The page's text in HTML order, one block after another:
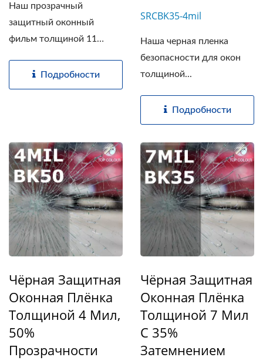
Наш прозрачный
защитный оконный
фильм толщиной 11
Подробности
SRCBK35-4mil
Наша черная пленка
безопасности для окон
толщиной...
Подробности
Чёрная Защитная
Оконная Плёнка
Толщиной 4 Мил,
50%
Прозрачности
Чёрная Защитная
Оконная Плёнка
Толщиной 7 Мил
С 35%
Затемнением